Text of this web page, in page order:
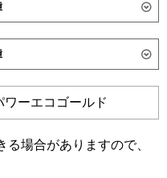
SZRA80CTD
GKHB08011XU
GKSB08013XU
PKZX-
SZRA80BYNTD
SZRA80BJTD
SDRA80BND
SZRA80BFNTD
ワーエコゴールド
場合がありますので、